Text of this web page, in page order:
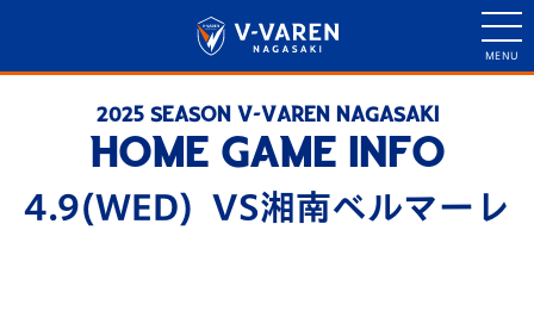
2025 SEASON V-VAREN NAGASAKI
HOME GAME INFO
4.9(WED) VS湘南ベルマーレ